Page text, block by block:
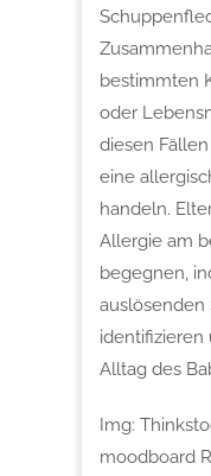
bestimmten
oder
diesen
eine
handeln.
Allergie am
begegnen,
auslösenden
identifizieren
Alltag des
Img:
moodboard